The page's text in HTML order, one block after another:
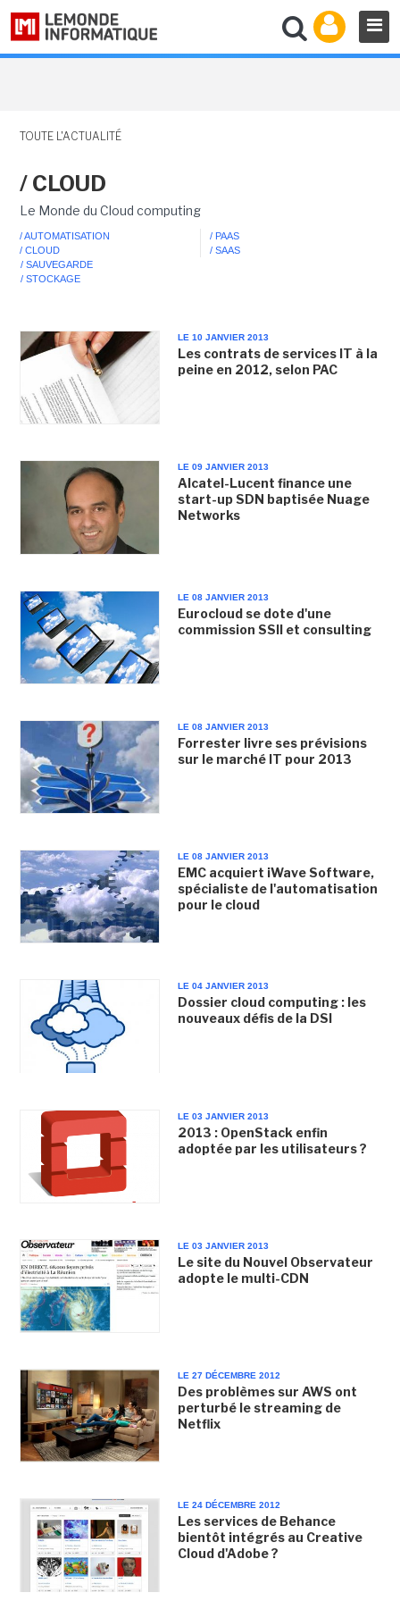
TOUTE L'ACTUALITÉ
/ CLOUD
Le Monde du Cloud computing
/ AUTOMATISATION
/ CLOUD
/ PAAS
/ SAAS
/ SAUVEGARDE
/ STOCKAGE
LE 10 JANVIER 2013
Les contrats de services IT à la
peine en 2012, selon PAC
LE 09 JANVIER 2013
Alcatel-Lucent finance une
start-up SDN baptisée Nuage
Networks
LE 08 JANVIER 2013
Eurocloud se dote d'une
commission SSII et consulting
LE 08 JANVIER 2013
Forrester livre ses prévisions
sur le marché IT pour 2013
LE 08 JANVIER 2013
EMC acquiert iWave Software,
spécialiste de l'automatisation
pour le cloud
LE 04 JANVIER 2013
Dossier cloud computing : les
nouveaux défis de la DSI
LE 03 JANVIER 2013
2013 : OpenStack enfin
adoptée par les utilisateurs ?
LE 03 JANVIER 2013
Le site du Nouvel Observateur
adopte le multi-CDN
LE 27 DÉCEMBRE 2012
Des problèmes sur AWS ont
perturbé le streaming de
Netflix
LE 24 DÉCEMBRE 2012
Les services de Behance
bientôt intégrés au Creative
Cloud d'Adobe ?